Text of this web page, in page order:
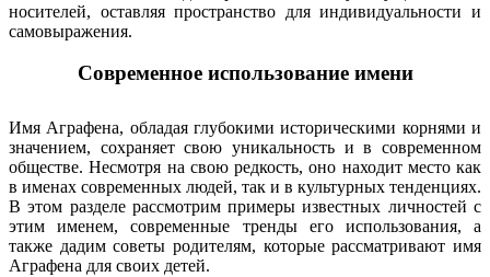
носителей, оставляя пространство для индивидуальности и
самовыражения.
Современное использование имени
Имя Аграфена, обладая глубокими историческими корнями и
значением, сохраняет свою уникальность и в современном
обществе. Несмотря на свою редкость, оно находит место как
в именах современных людей, так и в культурных тенденциях.
В этом разделе рассмотрим примеры известных личностей с
этим именем, современные тренды его использования, а
также дадим советы родителям, которые рассматривают имя
Аграфена для своих детей.